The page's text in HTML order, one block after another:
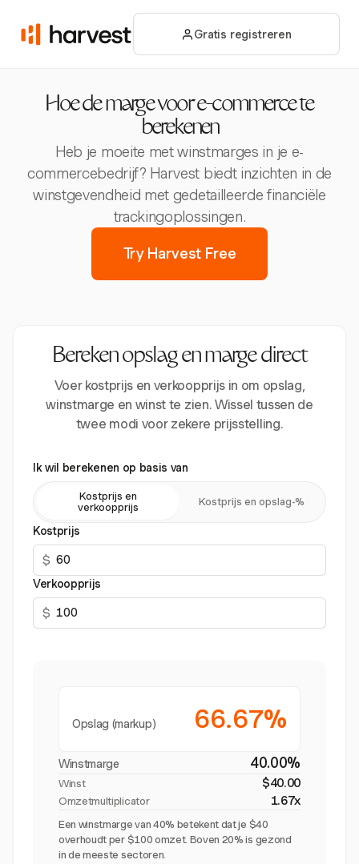
Gratis registreren
Hoe de marge voor e-commerce te
berekenen
Heb je moeite met winstmarges in je e-
commercebedrijf? Harvest biedt inzichten in de
winstgevendheid met gedetailleerde financiële
trackingoplossingen.
Try Harvest Free
Bereken opslag en marge direct
Voer kostprijs en verkoopprijs in om opslag,
winstmarge en winst te zien. Wissel tussen de
twee modi voor zekere prijsstelling.
Ik wil berekenen op basis van
Kostprijs en
verkoopprijs
Kostprijs en opslag-%
Kostprijs
$
Verkoopprijs
$
Opslag (markup) 66.67%
Winstmarge 40.00%
Winst $40.00
Omzetmultiplicator 1.67x
Een winstmarge van 40% betekent dat je $40
overhoudt per $100 omzet. Boven 20% is gezond
in de meeste sectoren.